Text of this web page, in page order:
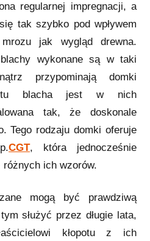
regularnej impregnacji, a
tak szybko pod wpływem
jak wygląd drewna.
wykonane są w taki
przypominają domki
blacha jest w nich
tak, że doskonale
Tego rodzaju domki oferuje
CGT, która jednocześnie
różnych ich wzorów.
mogą być prawdziwą
służyć przez długie lata,
kłopotu z ich